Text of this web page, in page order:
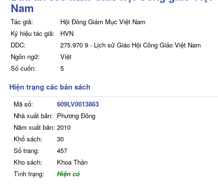
Nam
Tác giả:
Hội Đồng Giám Mục Việt Nam
Ký hiệu tác giả:
HVN
DDC:
275.970 9 - Lịch sử Giáo Hội Công Giáo Việt Nam
Ngôn ngữ:
Việt
Số cuốn:
5
Hiện trạng các bản sách
Mã số:
609LV0013863
Nhà xuất bản: Phương Đông
Năm xuất bản: 2010
Khổ sách:
30
Số trang:
457
Kho sách:
Khoa Thần
Tình trạng:
Hiện có